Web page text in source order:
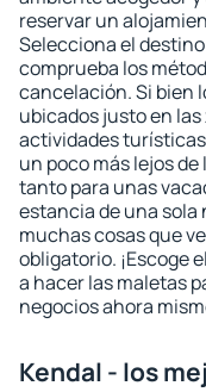
reservar un
Selecciona el
comprueba los
cancelación. Si bien
ubicados justo en
actividades
un poco más lejos
tanto para unas
estancia de una sola
muchas cosas que
obligatorio. ¡Escoge
a hacer las maletas
negocios ahora
Kendal - los